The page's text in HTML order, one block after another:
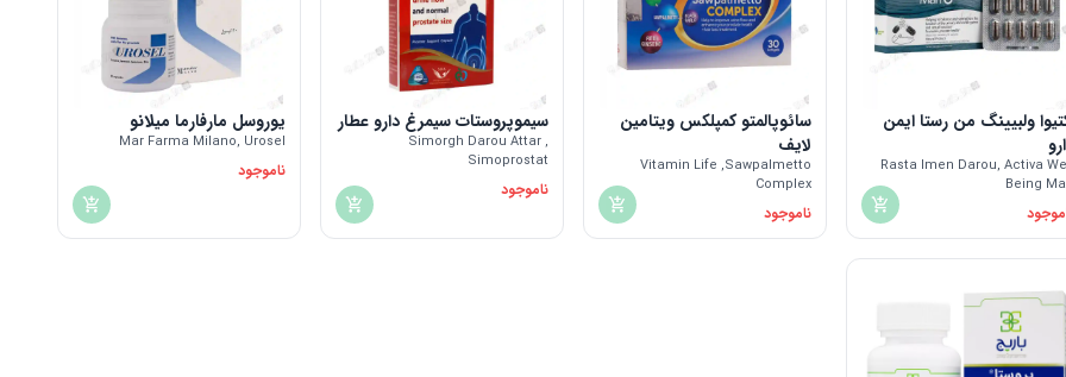
ولبیینگ من رستا ایمن
Rasta Imen Darou, Activa
Being
سائوپالمتو کمپلکس ویتامین
لایف
Vitamin Life ,Sawpalmetto
Complex
ناموجود
سیموپروستات سیمرغ دارو عطار
Simorgh Darou Attar ,
Simoprostat
ناموجود
یوروسل مارفارما میلانو
Mar Farma Milano, Urosel
ناموجود